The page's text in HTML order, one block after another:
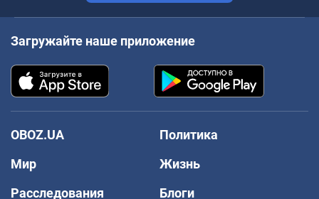
Загружайте наше приложение
OBOZ.UA
Политика
Мир
Жизнь
Расследования
Блоги